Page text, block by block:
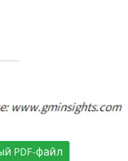
PDF-файл